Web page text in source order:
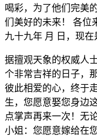
喝彩，为了他们完美
们美好的未来！ 各位
九十九年 月 日，现在
据擅观天象的权威人
个非常吉祥的日子，
彼此相爱的心，终于
生，您愿意娶您身边
点掌声再来一次！无
小姐：您愿意嫁给在